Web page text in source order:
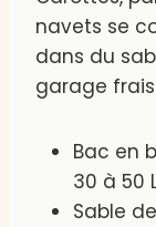
navets se
dans du
garage
Bac en
30 à 50
Sable